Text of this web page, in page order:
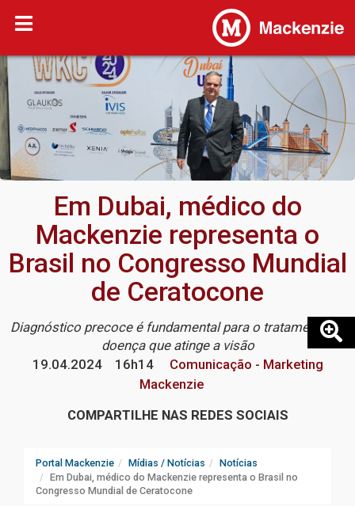
Em Dubai, médico do
Mackenzie representa o
Brasil no Congresso Mundial
de Ceratocone
Diagnóstico precoce é fundamental para o tratamento da
doença que atinge a visão
19.04.2024
16h14
Comunicação - Marketing
Mackenzie
COMPARTILHE NAS REDES SOCIAIS
Portal Mackenzie Mídias / Notícias
Notícias
Em Dubai, médico do Mackenzie representa o Brasil no
Congresso Mundial de Ceratocone